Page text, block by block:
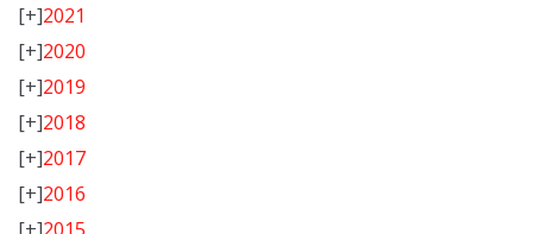
[+]2021
[+]2020
[+]2019
[+]2018
[+]2017
[+]2016
[+]2015